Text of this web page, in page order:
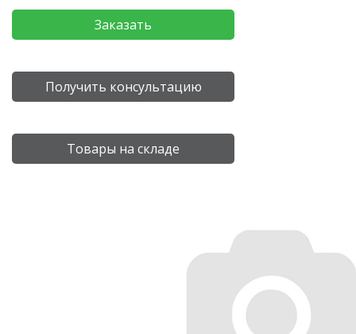
Заказать
Получить консультацию
Товары на складе